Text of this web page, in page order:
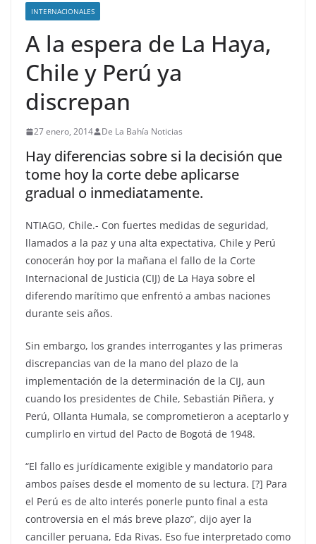
INTERNACIONALES
A la espera de La Haya,
Chile y Perú ya
discrepan
27 enero, 2014 De La Bahía Noticias
Hay diferencias sobre si la decisión que
tome hoy la corte debe aplicarse
gradual o inmediatamente.
NTIAGO, Chile.- Con fuertes medidas de seguridad,
llamados a la paz y una alta expectativa, Chile y Perú
conocerán hoy por la mañana el fallo de la Corte
Internacional de Justicia (CIJ) de La Haya sobre el
diferendo marítimo que enfrentó a ambas naciones
durante seis años.
Sin embargo, los grandes interrogantes y las primeras
discrepancias van de la mano del plazo de la
implementación de la determinación de la CIJ, aun
cuando los presidentes de Chile, Sebastián Piñera, y
Perú, Ollanta Humala, se comprometieron a aceptarlo y
cumplirlo en virtud del Pacto de Bogotá de 1948.
“El fallo es jurídicamente exigible y mandatorio para
ambos países desde el momento de su lectura. [?] Para
el Perú es de alto interés ponerle punto final a esta
controversia en el más breve plazo”, dijo ayer la
canciller peruana, Eda Rivas. Eso fue interpretado como